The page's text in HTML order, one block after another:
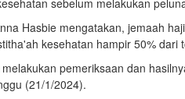
Hasbie mengatakan, jemaah
kesehatan hampir 50% dari
pemeriksaan dan
(21/1/2024).